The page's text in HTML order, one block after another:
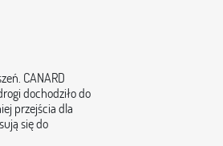
CANARD
dochodziło do
przejścia dla
się do